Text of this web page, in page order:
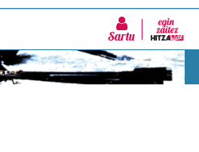
Sartu